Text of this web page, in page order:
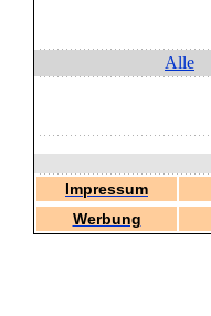
Alle
Impressum
Werbung